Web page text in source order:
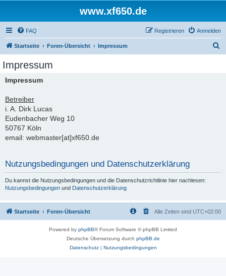
www.xf650.de
FAQ Anmelden
Registrieren
Startseite Foren-Übersicht Impressum
Impressum
Impressum
Betreiber
i. A. Dirk Lucas
Eudenbacher Weg 10
50767 Köln
email: webmaster[at]xf650.de
Nutzungsbedingungen und Datenschutzerklärung
Du kannst die Nutzungsbedingungen und die Datenschutzrichtlinie hier nachlesen:
Nutzungsbedingungen und Datenschutzerklärung
Startseite Foren-Übersicht Alle Zeiten sind UTC+02:00
Powered by phpBB® Forum Software © phpBB Limited
Deutsche Übersetzung durch phpBB.de
Datenschutz| Nutzungsbedingungen